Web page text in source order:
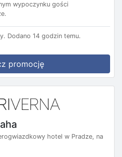
wypoczynku gości
Dodano 14 godzin temu.
promocję
hotel w Pradze, na